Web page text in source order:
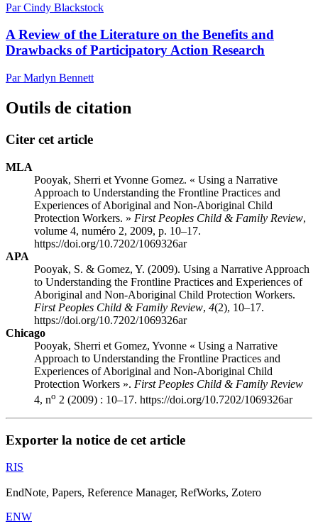
Par Cindy Blackstock
A Review of the Literature on the Benefits and
Drawbacks of Participatory Action Research
Par Marlyn Bennett
Outils de citation
Citer cet article
MLA
Pooyak, Sherri et Yvonne Gomez. « Using a Narrative
Approach to Understanding the Frontline Practices and
Experiences of Aboriginal and Non-Aboriginal Child
Protection Workers. » First Peoples Child & Family Review,
volume 4, numéro 2, 2009, p. 10–17.
https://doi.org/10.7202/1069326ar
APA
Pooyak, S. & Gomez, Y. (2009). Using a Narrative Approach
to Understanding the Frontline Practices and Experiences of
Aboriginal and Non-Aboriginal Child Protection Workers.
First Peoples Child & Family Review, 4(2), 10–17.
https://doi.org/10.7202/1069326ar
Chicago
Pooyak, Sherri et Gomez, Yvonne « Using a Narrative
Approach to Understanding the Frontline Practices and
Experiences of Aboriginal and Non-Aboriginal Child
Protection Workers ». First Peoples Child & Family Review
4, no 2 (2009) : 10–17. https://doi.org/10.7202/1069326ar
Exporter la notice de cet article
RIS
EndNote, Papers, Reference Manager, RefWorks, Zotero
ENW